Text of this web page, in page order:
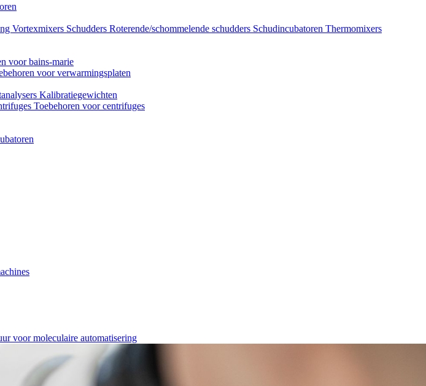
Vortexmixers Schudders Roterende/schommelende schudders Schudincubatoren Thermomixers
voor bains-marie
voor verwarmingsplaten
Kalibratiegewichten
Toebehoren voor centrifuges
voor moleculaire automatisering